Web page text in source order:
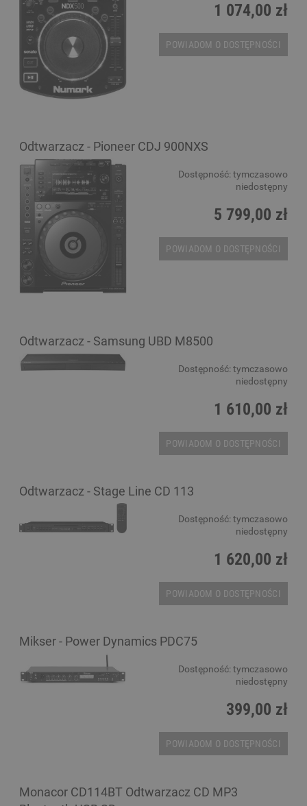
1 074,00 zł
POWIADOM O DOSTĘPNOŚCI
Odtwarzacz - Pioneer CDJ 900NXS
Dostępność: tymczasowo
niedostępny
5 799,00 zł
POWIADOM O DOSTĘPNOŚCI
Odtwarzacz - Samsung UBD M8500
Dostępność: tymczasowo
niedostępny
1 610,00 zł
POWIADOM O DOSTĘPNOŚCI
Odtwarzacz - Stage Line CD 113
Dostępność: tymczasowo
niedostępny
1 620,00 zł
POWIADOM O DOSTĘPNOŚCI
Mikser - Power Dynamics PDC75
Dostępność: tymczasowo
niedostępny
399,00 zł
POWIADOM O DOSTĘPNOŚCI
Monacor CD114BT Odtwarzacz CD MP3